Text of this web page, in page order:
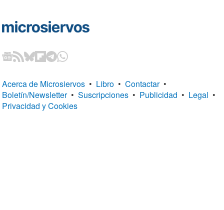
Acerca de Microsiervos • Libro • Contactar •
Boletín/Newsletter • Suscripciones • Publicidad • Legal •
Privacidad y Cookies